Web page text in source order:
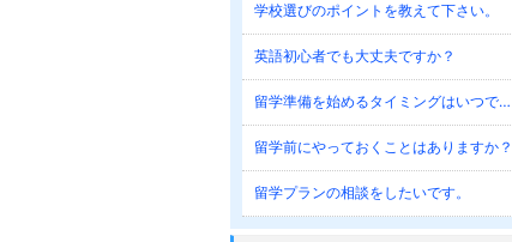
学校選びのポイントを教えて下さい。
英語初心者でも大丈夫ですか？
留学準備を始めるタイミングはいつですか？
留学前にやっておくことはありますか？
留学プランの相談をしたいです。